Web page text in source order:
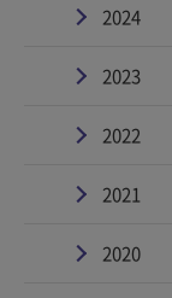
2024
2023
2022
2021
2020